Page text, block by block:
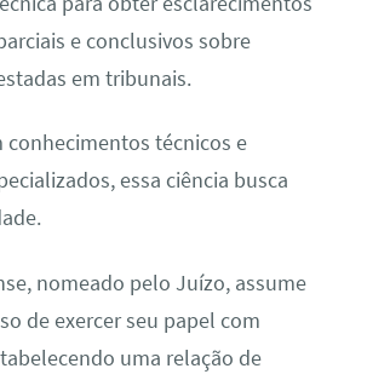
e conclusivos sobre
em tribunais.
conhecimentos técnicos e
essa ciência busca
nomeado pelo Juízo, assume
de exercer seu papel com
uma relação de